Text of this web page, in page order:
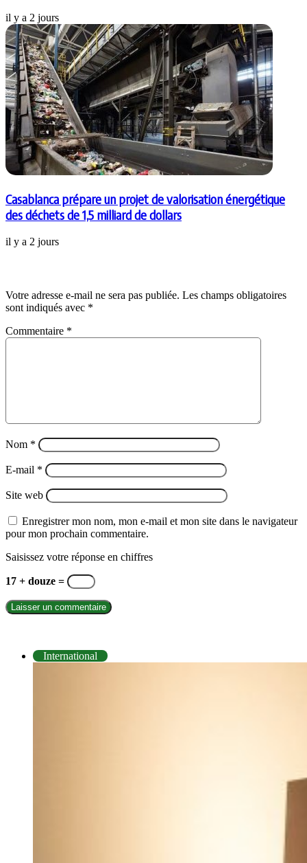
il y a 2 jours
Casablanca prépare un projet de valorisation énergétique
des déchets de 1,5 milliard de dollars
il y a 2 jours
Votre adresse e-mail ne sera pas publiée. Les champs obligatoires
sont indiqués avec *
Commentaire *
Nom *
E-mail *
Site web
Enregistrer mon nom, mon e-mail et mon site dans le navigateur
pour mon prochain commentaire.
Saisissez votre réponse en chiffres
17 + douze =
International